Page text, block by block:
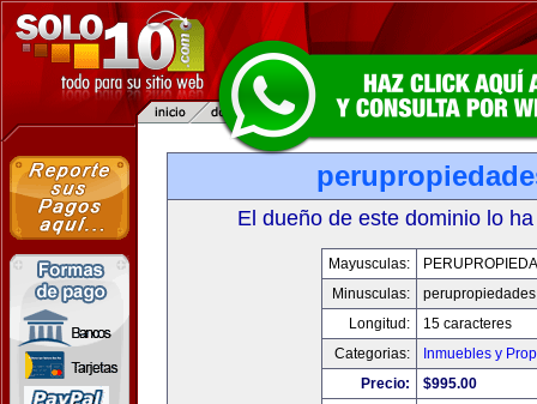
El dueño de este dominio lo
Mayusculas:
Minusculas:
Longitud:
15 caracteres
Categorias:
Inmuebles y
Precio:
$995.00